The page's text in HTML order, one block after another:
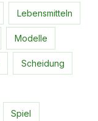
Lebensmitteln
Modelle
Scheidung
Spiel